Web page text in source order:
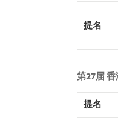
提名
第27届
提名